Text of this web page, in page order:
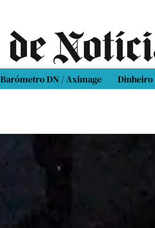
Barómetro DN / Aximage Dinheiro